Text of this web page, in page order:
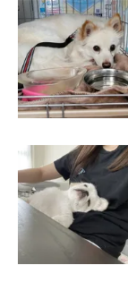
いつも朝はお子さん